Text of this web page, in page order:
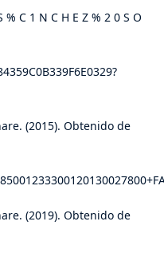
C 1 N C H E Z % 2 0 S O
(2015). Obtenido de
(2019). Obtenido de